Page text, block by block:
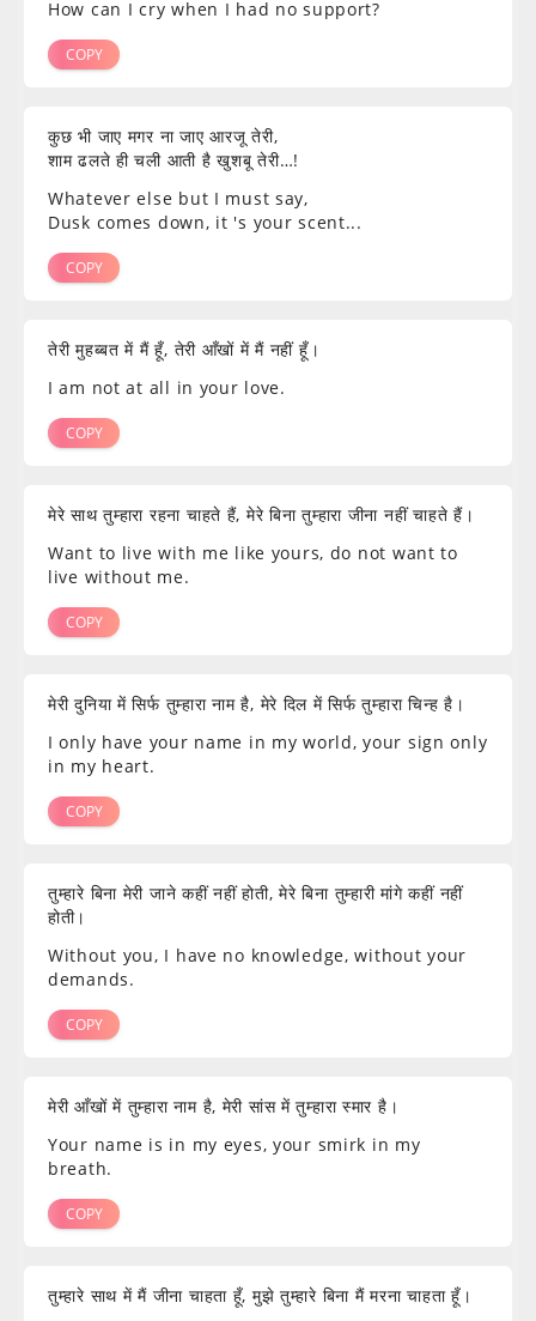
How can I cry when I had no support?
COPY
कुछ भी जाए मगर ना जाए आरजू तेरी,
शाम ढलते ही चली आती है खुशबू तेरी…!
Whatever else but I must say,
Dusk comes down, it 's your scent...
COPY
तेरी मुहब्बत में मैं हूँ, तेरी आँखों में मैं नहीं हूँ।
I am not at all in your love.
COPY
मेरे साथ तुम्हारा रहना चाहते हैं, मेरे बिना तुम्हारा जीना नहीं चाहते हैं।
Want to live with me like yours, do not want to
live without me.
COPY
मेरी दुनिया में सिर्फ तुम्हारा नाम है, मेरे दिल में सिर्फ तुम्हारा चिन्ह है।
I only have your name in my world, your sign only
in my heart.
COPY
तुम्हारे बिना मेरी जाने कहीं नहीं होती, मेरे बिना तुम्हारी मांगे कहीं नहीं
होती।
Without you, I have no knowledge, without your
demands.
COPY
मेरी आँखों में तुम्हारा नाम है, मेरी सांस में तुम्हारा स्मार है।
Your name is in my eyes, your smirk in my
breath.
COPY
तुम्हारे साथ में मैं जीना चाहता हूँ, मुझे तुम्हारे बिना मैं मरना चाहता हूँ।